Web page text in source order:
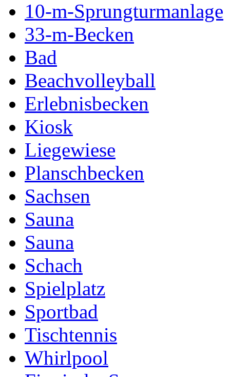
10-m-Sprungturmanlage
33-m-Becken
Bad
Beachvolleyball
Erlebnisbecken
Kiosk
Liegewiese
Planschbecken
Sachsen
Sauna
Sauna
Schach
Spielplatz
Sportbad
Tischtennis
Whirlpool